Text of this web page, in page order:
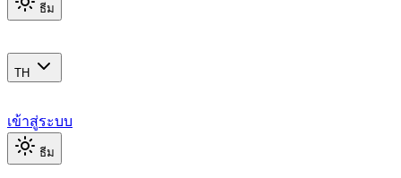
ธีม
TH
เข้าสู่ระบบ
ธีม